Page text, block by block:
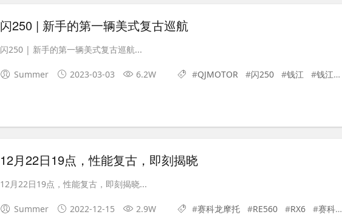
闪250 | 新手的第一辆美式复古巡航
闪250 | 新手的第一辆美式复古巡航...
Summer 2023-03-03 6.2W #QJMOTOR #闪250 #钱江 #钱江摩托
12月22日19点，性能复古，即刻揭晓
12月22日19点，性能复古，即刻揭晓...
Summer 2022-12-15 2.9W #赛科龙摩托 #RE560 #RX6 #赛科龙